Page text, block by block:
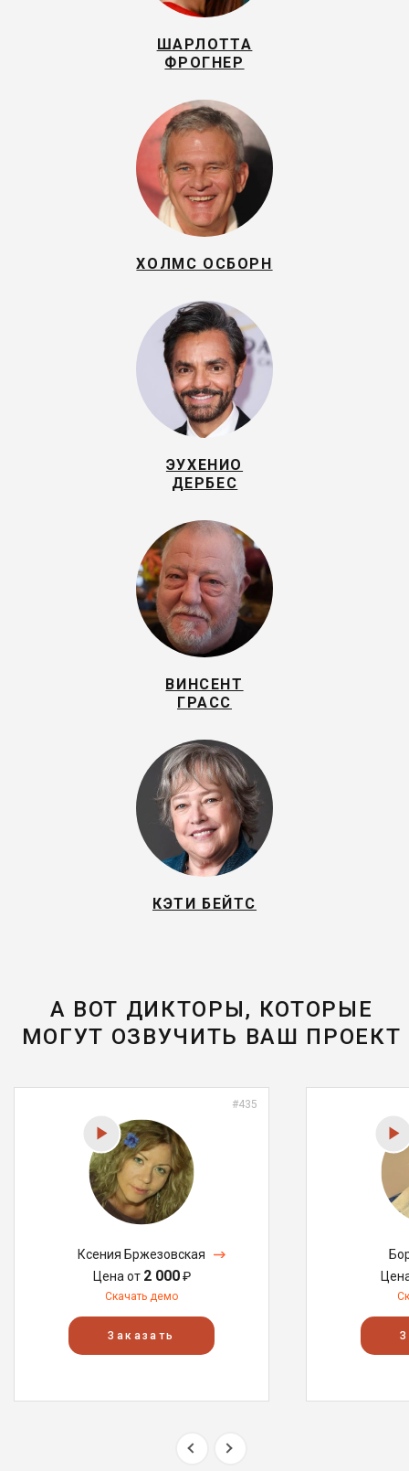
ШАРЛОТТА
ФРОГНЕР
ХОЛМС ОСБОРН
ЭУХЕНИО
ДЕРБЕС
ВИНСЕНТ
ГРАСС
КЭТИ БЕЙТС
А ВОТ ДИКТОРЫ, КОТОРЫЕ
МОГУТ ОЗВУЧИТЬ ВАШ ПРОЕКТ
#435
Ксения Бржезовская
Цена от 2 000₽
Скачать демо
Заказать